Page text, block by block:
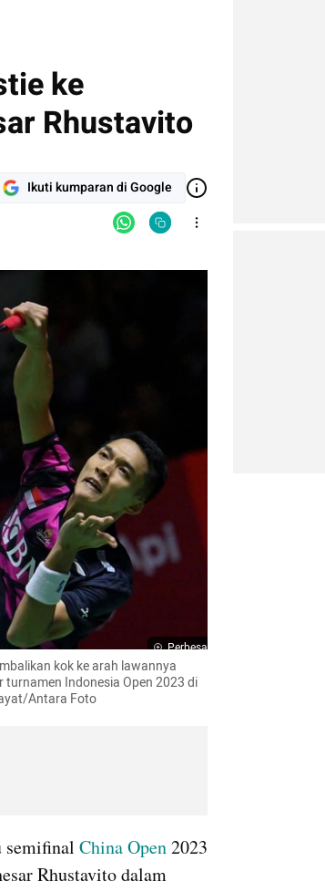
ke
Rhustavito
Ikuti kumparan di Google
Perbesar
kok ke arah lawannya
Indonesia Open 2023 di
Antara Foto
semifinal China Open 2023
Rhustavito dalam